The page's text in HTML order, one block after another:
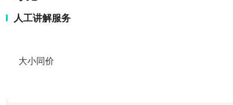
人工讲解服务
大小同价